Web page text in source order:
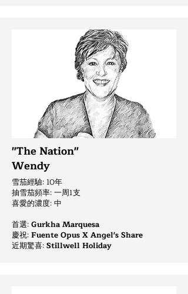
"The Nation"
Wendy
雪茄經驗: 10年
抽雪茄頻率: 一周1支
喜愛的濃度: 中
首選:Gurkha Marquesa
慶祝:Fuente Opus X Angel's Share
近期驚喜:Stillwell Holiday